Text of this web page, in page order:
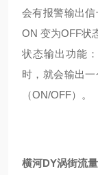
会有报警输出
ON 变为OFF状
状态输出功能
时，就会输出
（ON/OFF）。
横河DY涡街流